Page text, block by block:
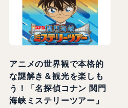
アニメの世界観で本格的
な謎解き＆観光を楽しも
う！「名探偵コナン 関門
海峡ミステリーツアー」